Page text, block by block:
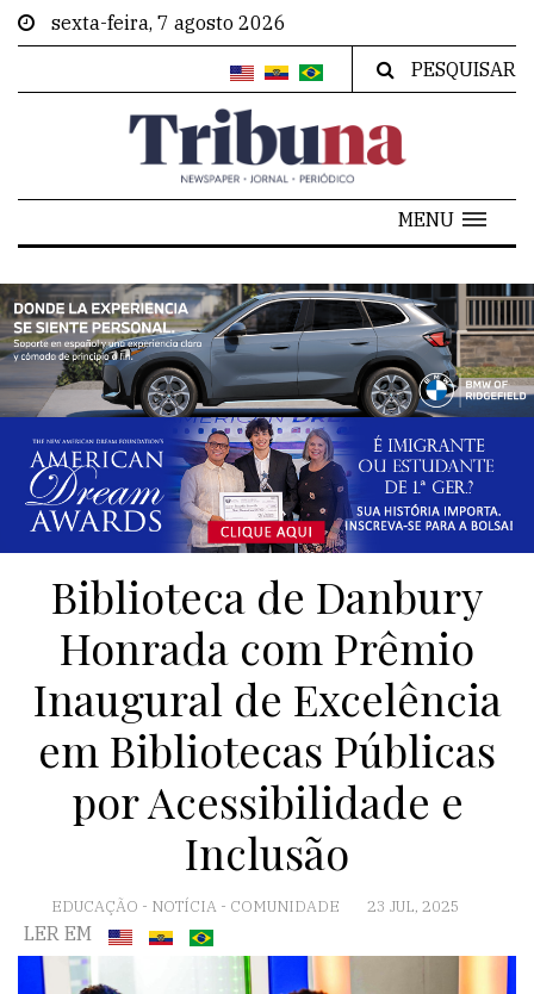
sexta-feira, 7 agosto 2026
PESQUISAR
MENU
Biblioteca de Danbury
Honrada com Prêmio
Inaugural de Excelência
em Bibliotecas Públicas
por Acessibilidade e
Inclusão
EDUCAÇÃO - NOTÍCIA - COMUNIDADE 23 JUL, 2025
LER EM